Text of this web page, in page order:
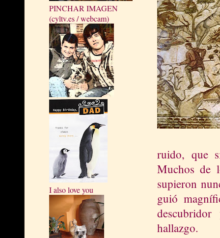
PINCHAR IMAGEN
(cyltv.es / webcam)
I also love you
ruido, que
Muchos de
supieron
guió
hallazgo.